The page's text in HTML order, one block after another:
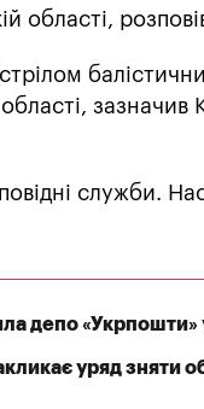
області,
служби.
депо «Укрпошти»
уряд зняти